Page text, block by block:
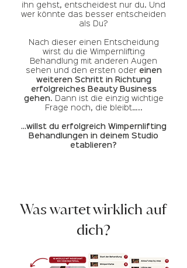
ihn gehst, entscheidest nur du. Und
wer könnte das besser entscheiden
als Du?
Nach dieser einen Entscheidung
wirst du die Wimpernlifting
Behandlung mit anderen Augen
sehen und den ersten oder einen
weiteren Schritt in Richtung
erfolgreiches Beauty Business
gehen. Dann ist die einzig wichtige
Frage noch, die bleibt…..
...willst du erfolgreich Wimpernlifting
Behandlungen in deinem Studio
etablieren?
Was wartet wirklich auf
dich?